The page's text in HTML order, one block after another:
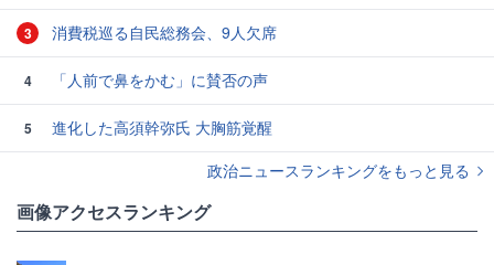
3 消費税巡る自民総務会、9人欠席
4 「人前で鼻をかむ」に賛否の声
5
進化した高須幹弥氏 大胸筋覚醒
政治ニュースランキングをもっと見る
画像アクセスランキング